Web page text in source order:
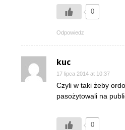
0
Odpowiedz
kuc
17 lipca 2014 at 10:37
Czyli w taki żeby
pasożytowali na
0